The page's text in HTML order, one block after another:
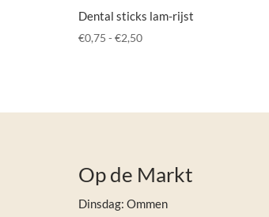
Dental sticks lam-rijst
€0,75 - €2,50Prijsklasse:
Op de Markt
Dinsdag: Ommen